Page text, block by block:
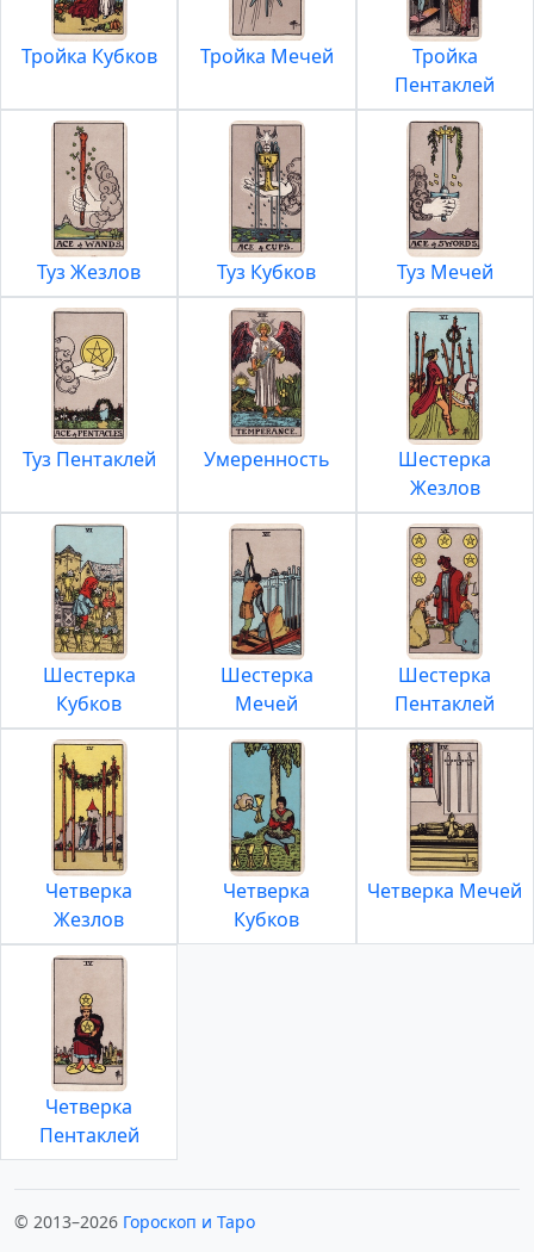
Тройка Кубков Тройка Мечей
Тройка
Пентаклей
Туз Жезлов Туз Кубков Туз Мечей
Туз Пентаклей Умеренность
Шестерка
Жезлов
Шестерка
Кубков
Шестерка
Мечей
Шестерка
Пентаклей
Четверка
Жезлов
Четверка
Кубков
Четверка Мечей
Четверка
Пентаклей
© 2013–2026 Гороскоп и Таро